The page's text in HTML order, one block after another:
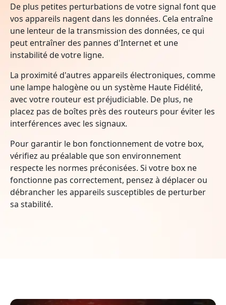
De plus petites perturbations de votre signal font que
vos appareils nagent dans les données. Cela entraîne
une lenteur de la transmission des données, ce qui
peut entraîner des pannes d'Internet et une
instabilité de votre ligne.
La proximité d'autres appareils électroniques, comme
une lampe halogène ou un système Haute Fidélité,
avec votre routeur est préjudiciable. De plus, ne
placez pas de boîtes près des routeurs pour éviter les
interférences avec les signaux.
Pour garantir le bon fonctionnement de votre box,
vérifiez au préalable que son environnement
respecte les normes préconisées. Si votre box ne
fonctionne pas correctement, pensez à déplacer ou
débrancher les appareils susceptibles de perturber
sa stabilité.